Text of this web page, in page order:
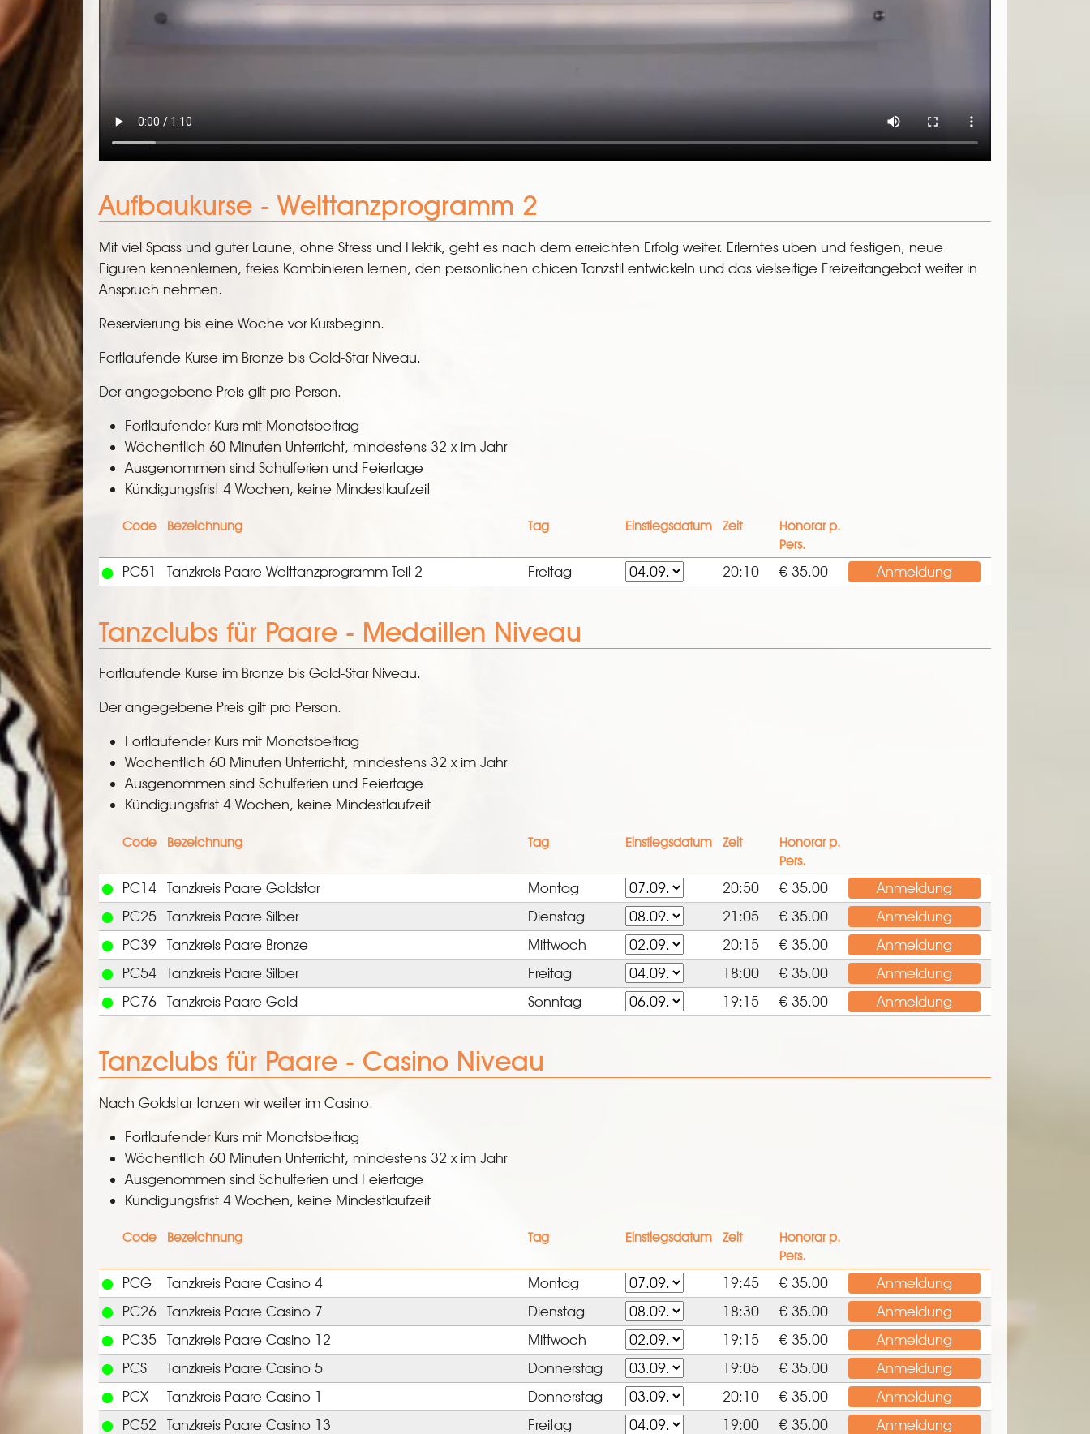
Aufbaukurse - Welttanzprogramm 2
Mit viel Spass und guter Laune, ohne Stress und Hektik, geht es nach dem erreichten Erfolg weiter. Erlerntes üben und festigen, neue
Figuren kennenlernen, freies Kombinieren lernen, den persönlichen chicen Tanzstil entwickeln und das vielseitige Freizeitangebot weiter in
Anspruch nehmen.
Reservierung bis eine Woche vor Kursbeginn.
Fortlaufende Kurse im Bronze bis Gold-Star Niveau.
Der angegebene Preis gilt pro Person.
Fortlaufender Kurs mit Monatsbeitrag
Wöchentlich 60 Minuten Unterricht, mindestens 32 x im Jahr
Ausgenommen sind Schulferien und Feiertage
Kündigungsfrist 4 Wochen, keine Mindestlaufzeit
Code Bezeichnung Tag Einstiegsdatum Zeit
Honorar p.
Pers.
PC51 Tanzkreis Paare Welttanzprogramm Teil 2 Freitag 20:10 € 35.00 Anmeldung
Tanzclubs für Paare - Medaillen Niveau
Fortlaufende Kurse im Bronze bis Gold-Star Niveau.
Der angegebene Preis gilt pro Person.
Fortlaufender Kurs mit Monatsbeitrag
Wöchentlich 60 Minuten Unterricht, mindestens 32 x im Jahr
Ausgenommen sind Schulferien und Feiertage
Kündigungsfrist 4 Wochen, keine Mindestlaufzeit
Code Bezeichnung Tag Einstiegsdatum Zeit
Honorar p.
Pers.
PC14 Tanzkreis Paare Goldstar Montag 20:50 € 35.00
Anmeldung
PC25
Tanzkreis Paare Silber Dienstag 21:05 € 35.00
Anmeldung
PC39
Tanzkreis Paare Bronze Mittwoch 20:15 € 35.00
Anmeldung
PC54
Tanzkreis Paare Silber Freitag 18:00 € 35.00
Anmeldung
PC76
Tanzkreis Paare Gold Sonntag 19:15 € 35.00 Anmeldung
Tanzclubs für Paare - Casino Niveau
Nach Goldstar tanzen wir weiter im Casino.
Fortlaufender Kurs mit Monatsbeitrag
Wöchentlich 60 Minuten Unterricht, mindestens 32 x im Jahr
Ausgenommen sind Schulferien und Feiertage
Kündigungsfrist 4 Wochen, keine Mindestlaufzeit
Code Bezeichnung Tag Einstiegsdatum Zeit
Honorar p.
Pers.
PCG Tanzkreis Paare Casino 4 Montag 19:45 € 35.00
Anmeldung
PC26
Tanzkreis Paare Casino 7 Dienstag 18:30 € 35.00
Anmeldung
PC35
Tanzkreis Paare Casino 12 Mittwoch 19:15 € 35.00
Anmeldung
PCS
Tanzkreis Paare Casino 5 Donnerstag 19:05 € 35.00
Anmeldung
PCX
Tanzkreis Paare Casino 1 Donnerstag 20:10 € 35.00
Anmeldung
PC52
Tanzkreis Paare Casino 13 Freitag 19:00 € 35.00 Anmeldung